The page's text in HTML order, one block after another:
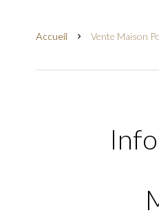
Accueil Vente Maison